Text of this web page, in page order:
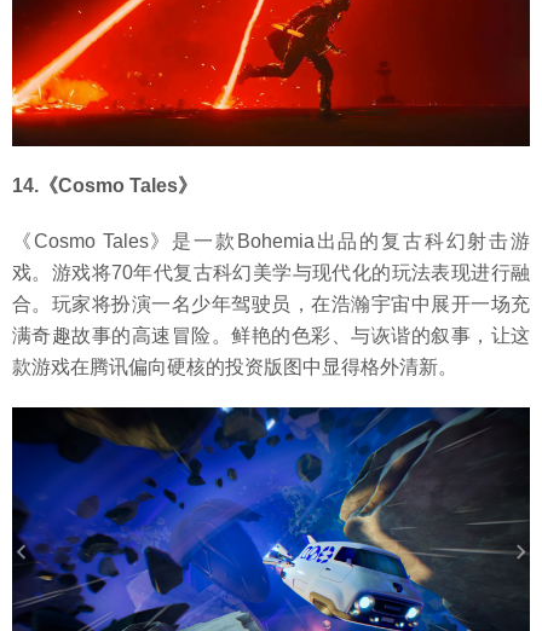
14.《Cosmo Tales》
《Cosmo Tales》是一款Bohemia出品的复古科幻射击游
戏。游戏将70年代复古科幻美学与现代化的玩法表现进行融
合。玩家将扮演一名少年驾驶员，在浩瀚宇宙中展开一场充
满奇趣故事的高速冒险。鲜艳的色彩、与诙谐的叙事，让这
款游戏在腾讯偏向硬核的投资版图中显得格外清新。